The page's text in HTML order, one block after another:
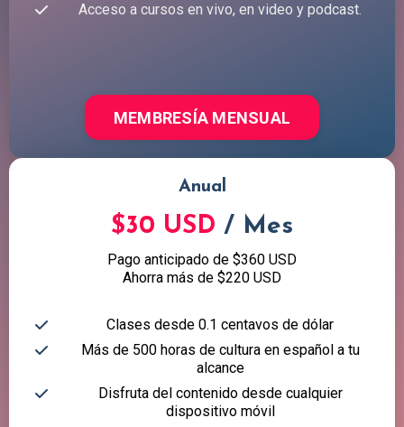
Acceso a cursos en vivo, en video y podcast.
MEMBRESÍA MENSUAL
Anual
$30 USD / Mes
Pago anticipado de $360 USD
Ahorra más de $220 USD
Clases desde 0.1 centavos de dólar
Más de 500 horas de cultura en español a tu
alcance
Disfruta del contenido desde cualquier
dispositivo móvil